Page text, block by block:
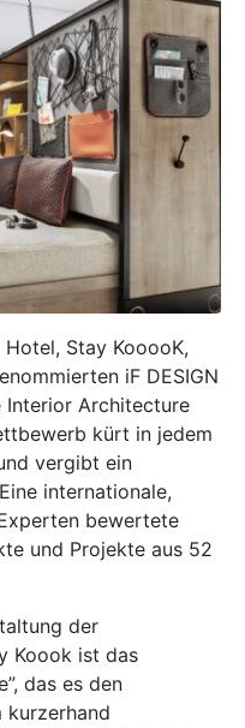
Stay KooooK,
iF DESIGN
Interior Architecture
kürt in jedem
vergibt ein
internationale,
bewertete
und Projekte aus 52
der
Koook ist das
das es den
kurzerhand